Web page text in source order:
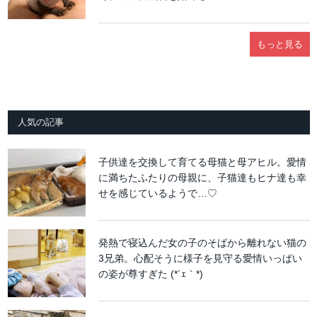
もっと見る
人気の記事
子供達を交換して育てる母猫と母アヒル。愛情
に満ちたふたりの母親に、子猫達もヒナ達も幸
せを感じているようで…♡
発熱で寝込んだ女の子のそばから離れない猫の
3兄弟。心配そうに様子を見守る愛情いっぱい
の姿が尊すぎた (*´ｪ｀*)